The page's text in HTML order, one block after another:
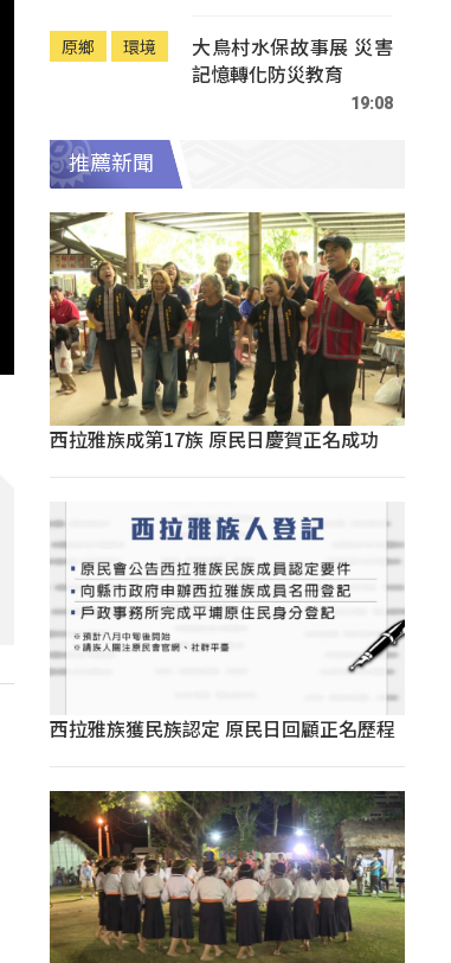
原鄉 環境
大鳥村水保故事展 災害
記憶轉化防災教育
19:08
推薦新聞
西拉雅族成第17族 原民日慶賀正名成功
西拉雅族獲民族認定 原民日回顧正名歷程